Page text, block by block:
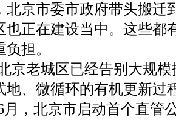
北京市委市政府带头搬迁
也正在建设当中。这些都
担。
京老城区已经告别大规
地、微循环的有机更新过
月，北京市启动首个直管